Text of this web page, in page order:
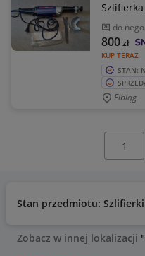
do
KUP TERAZ
800zł
STAN:
Elbląg
Stan przedmiotu: Szlifierki
Zobacz w innej lokalizacji